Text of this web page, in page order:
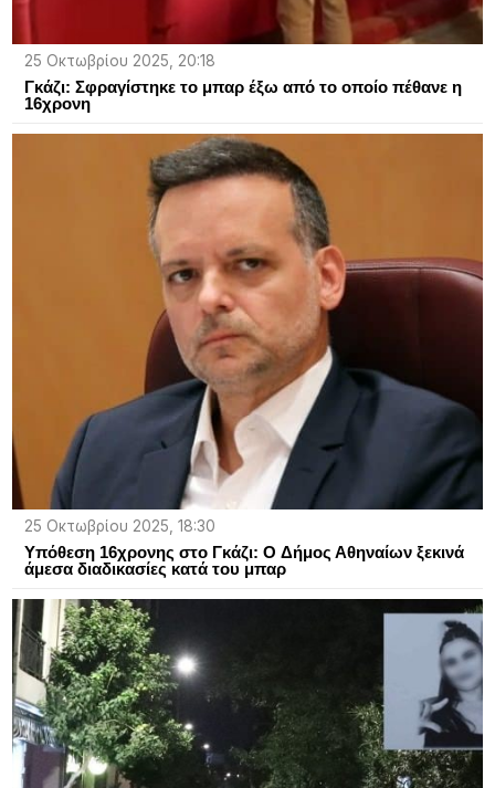
25 Οκτωβρίου 2025, 20:18
Γκάζι: Σφραγίστηκε το μπαρ έξω από το οποίο πέθανε η
16χρονη
25 Οκτωβρίου 2025, 18:30
Υπόθεση 16χρονης στο Γκάζι: O Δήμος Αθηναίων ξεκινά
άμεσα διαδικασίες κατά του μπαρ